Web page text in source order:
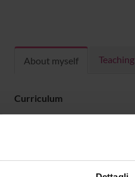
About myself Teaching
Curriculum